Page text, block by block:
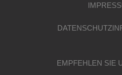
EMPFEHLEN SIE